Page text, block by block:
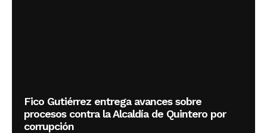
Fico Gutiérrez entrega avances sobre
procesos contra la Alcaldía de Quintero por
corrupción